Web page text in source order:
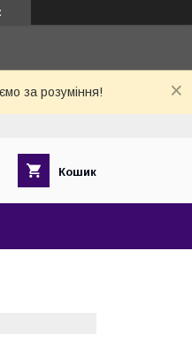
за розуміння!
Кошик